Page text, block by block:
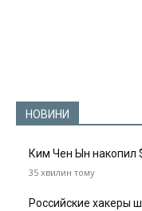
НОВИНИ
Ким Чен Ын накопил
35 хвилин тому
Российские хакеры